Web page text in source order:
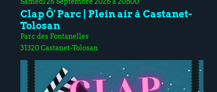
Clap Ô' Parc | Plein air à Castanet-
Tolosan
Parc des Fontanelles
31320 Castanet-Tolosan